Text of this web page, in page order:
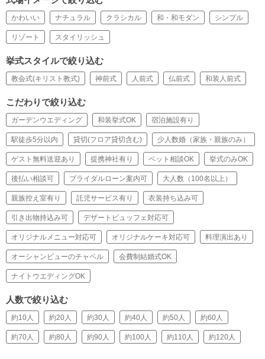
かわいい ナチュラル クラシカル 和・和モダン シンプル
リゾート スタイリッシュ
挙式スタイルで絞り込む
教会式(キリスト教式) 神前式 人前式 仏前式 和装人前式
こだわりで絞り込む
ガーデンウエディング 和装挙式OK 宿泊施設有り
駅徒歩5分以内 貸切(フロア貸切含む) 少人数婚（家族・親族のみ）
ゲスト無料送迎あり 提携神社有り ペット相談OK 挙式のみOK
後払い相談可 ブライダルローン案内可 大人数（100名以上）
親族控え室有り 託児サービス有り 衣装持ち込み可
引き出物持込み可 デザートビュッフェ対応可
オリジナルメニュー対応可 オリジナルケーキ対応可 料理演出あり
オーシャンビューのチャペル 会費制結婚式OK
ナイトウエディングOK
人数で絞り込む
約10人 約20人 約30人 約40人 約50人 約60人
約70人 約80人 約90人 約100人 約110人 約120人